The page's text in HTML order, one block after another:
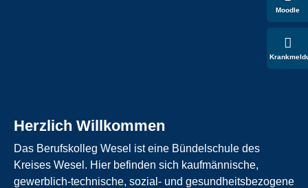
Herzlich Willkommen
Das Berufskolleg Wesel ist eine Bündelschule des
Kreises Wesel. Hier befinden sich kaufmännische,
gewerblich-technische, sozial- und gesundheitsbezogene
Moodle